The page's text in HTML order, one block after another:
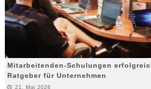
Mitarbeitenden-Schulungen
Ratgeber für Unternehmen
21. Mai 2026